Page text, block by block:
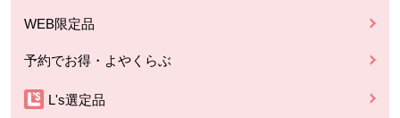
WEB限定品
予約でお得・よやくらぶ
L's選定品